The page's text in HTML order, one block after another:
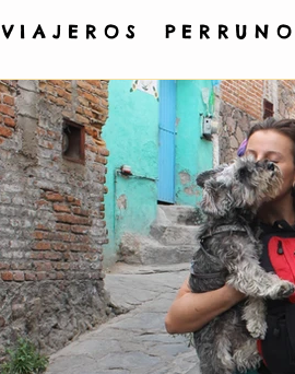
V I A J E R O S P E R R U N O